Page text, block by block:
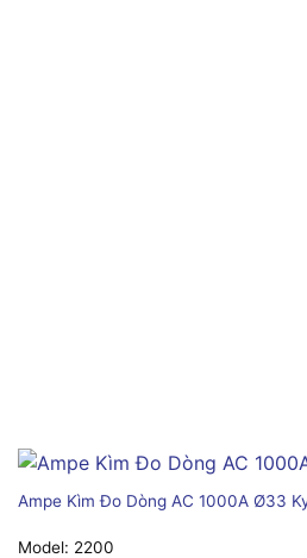
Ampe Kìm Đo Dòng AC 1000A Ø33
Model: 2200